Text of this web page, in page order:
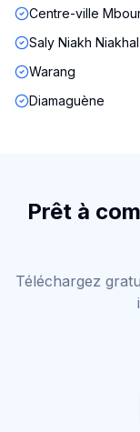
Centre-ville
Saly Niakh Niakhal
Warang
Diamaguène
Prêt à
Téléchargez